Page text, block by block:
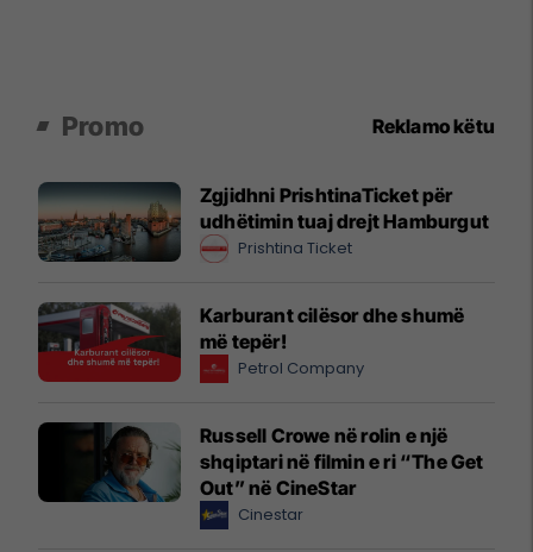
Promo Reklamo këtu
Zgjidhni PrishtinaTicket për
udhëtimin tuaj drejt Hamburgut
Prishtina Ticket
Karburant cilësor dhe shumë
më tepër!
Petrol Company
Russell Crowe në rolin e një
shqiptari në filmin e ri “The Get
Out” në CineStar
Cinestar